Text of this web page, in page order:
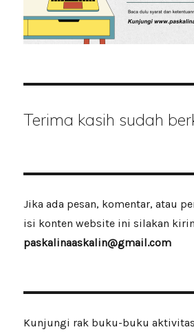
Terima kasih sudah
Jika ada pesan, komentar, atau
isi konten website ini silakan
paskalinaaskalin@gmail.com
Kunjungi rak buku-buku